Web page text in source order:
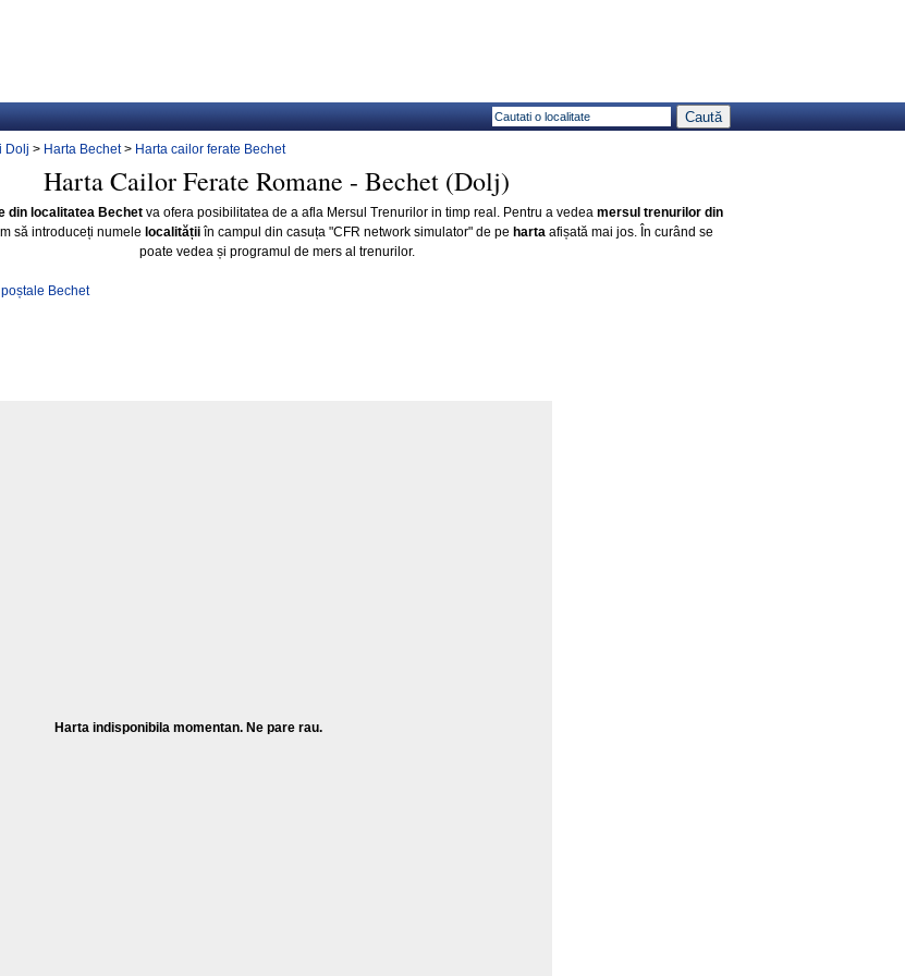
Dolj > Harta Bechet> Harta cailor ferate Bechet
Harta Cailor Ferate Romane - Bechet (Dolj)
din localitatea Bechetva ofera posibilitatea de a afla Mersul Trenurilor in timp real. Pentru a vedea mersul trenurilor din
să introduceți numele localității în campul din casuța "CFR network simulator" de pe harta afișată mai jos. În curând se
poate vedea și programul de mers al trenurilor.
Bechet
Harta indisponibila momentan. Ne pare rau.